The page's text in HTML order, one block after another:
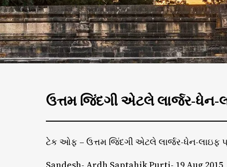
ઉત્તમ જિંદગી એટલે લાર્જર-
ટેક ઓફ – ઉત્તમ જિંદગી એટલે લાર્જર-ધેન-લાઇફ